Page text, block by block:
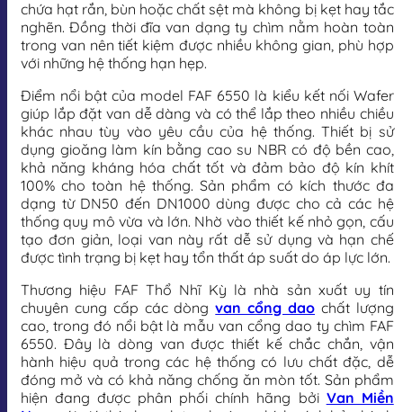
chứa hạt rắn, bùn hoặc chất sệt mà không bị kẹt hay tắc
nghẽn. Đồng thời đĩa van dạng ty chìm nằm hoàn toàn
trong van nên tiết kiệm được nhiều không gian, phù hợp
với những hệ thống hạn hẹp.
Điểm nổi bật của model FAF 6550 là kiểu kết nối Wafer
giúp lắp đặt van dễ dàng và có thể lắp theo nhiều chiều
khác nhau tùy vào yêu cầu của hệ thống. Thiết bị sử
dụng gioăng làm kín bằng cao su NBR có độ bền cao,
khả năng kháng hóa chất tốt và đảm bảo độ kín khít
100% cho toàn hệ thống. Sản phẩm có kích thước đa
dạng từ DN50 đến DN1000 dùng được cho cả các hệ
thống quy mô vừa và lớn. Nhờ vào thiết kế nhỏ gọn, cấu
tạo đơn giản, loại van này rất dễ sử dụng và hạn chế
được tình trạng bị kẹt hay tổn thất áp suất do áp lực lớn.
Thương hiệu FAF Thổ Nhĩ Kỳ là nhà sản xuất uy tín
chuyên cung cấp các dòngvan cổng dao chất lượng
cao, trong đó nổi bật là mẫu van cổng dao ty chìm FAF
6550. Đây là dòng van được thiết kế chắc chắn, vận
hành hiệu quả trong các hệ thống có lưu chất đặc, dễ
đóng mở và có khả năng chống ăn mòn tốt. Sản phẩm
hiện đang được phân phối chính hãng bởi Van Miền